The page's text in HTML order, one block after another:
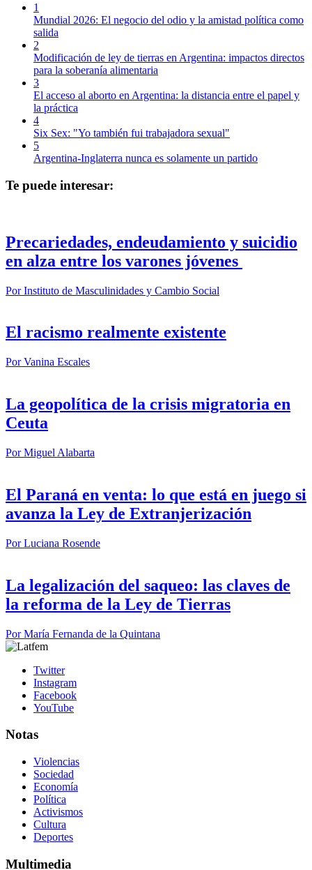
1
Mundial 2026: El negocio del odio y la amistad política como
salida
2
Modificación de ley de tierras en Argentina: impactos directos
para la soberanía alimentaria
3
El acceso al aborto en Argentina: la distancia entre el papel y
la práctica
4
Six Sex: "Yo también fui trabajadora sexual"
5
Argentina-Inglaterra nunca es solamente un partido
Te puede interesar:
Precariedades, endeudamiento y suicidio
en alza entre los varones jóvenes
PorInstituto de Masculinidades y Cambio Social
El racismo realmente existente
PorVanina Escales
La geopolítica de la crisis migratoria en
Ceuta
PorMiguel Alabarta
El Paraná en venta: lo que está en juego si
avanza la Ley de Extranjerización
PorLuciana Rosende
La legalización del saqueo: las claves de
la reforma de la Ley de Tierras
PorMaría Fernanda de la Quintana
Twitter
Instagram
Facebook
YouTube
Notas
Violencias
Sociedad
Economía
Política
Activismos
Cultura
Deportes
Multimedia